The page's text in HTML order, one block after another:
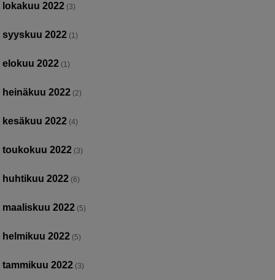
lokakuu 2022 (3)
syyskuu 2022 (1)
elokuu 2022 (1)
heinäkuu 2022 (2)
kesäkuu 2022 (4)
toukokuu 2022 (3)
huhtikuu 2022 (6)
maaliskuu 2022 (5)
helmikuu 2022 (5)
tammikuu 2022 (3)